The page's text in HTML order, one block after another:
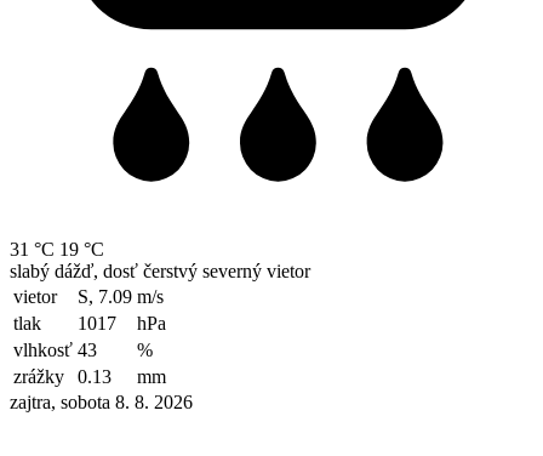
31 °C 19 °C
slabý dážď, dosť čerstvý severný vietor
vietor
S, 7.09 m/s
tlak
1017
hPa
vlhkosť 43
%
zrážky
0.13
mm
zajtra, sobota 8. 8. 2026